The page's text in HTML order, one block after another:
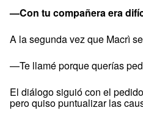
—Con tu compañera era
A la segunda vez que Macrì
—Te llamé porque querías
El diálogo siguió con el
pero quiso puntualizar las